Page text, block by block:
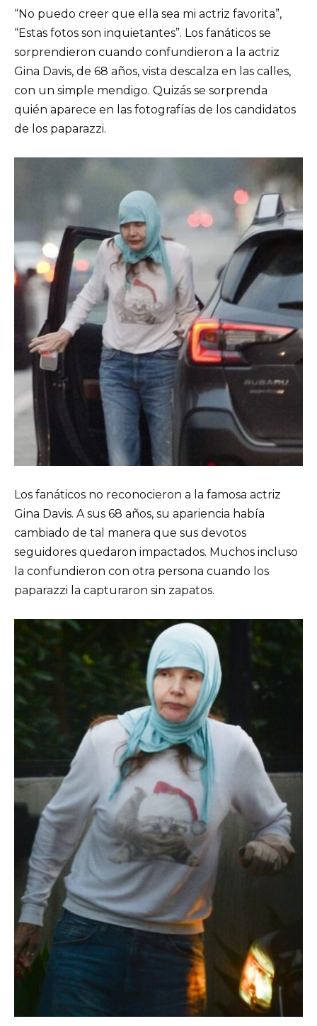
“No puedo creer que ella sea mi actriz favorita”,
“Estas fotos son inquietantes”. Los fanáticos se
sorprendieron cuando confundieron a la actriz
Gina Davis, de 68 años, vista descalza en las calles,
con un simple mendigo. Quizás se sorprenda
quién aparece en las fotografías de los candidatos
de los paparazzi.
Los fanáticos no reconocieron a la famosa actriz
Gina Davis. A sus 68 años, su apariencia había
cambiado de tal manera que sus devotos
seguidores quedaron impactados. Muchos incluso
la confundieron con otra persona cuando los
paparazzi la capturaron sin zapatos.